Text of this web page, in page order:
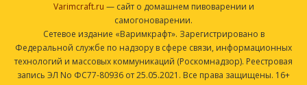
Varimcraft.ru — сайт о домашнем пивоварении и
самогоноварении.
Сетевое издание «Варимкрафт». Зарегистрировано в
Федеральной службе по надзору в сфере связи, информационных
технологий и массовых коммуникаций (Роскомнадзор). Реестровая
запись ЭЛ No ФС77-80936 от 25.05.2021. Все права защищены. 16+